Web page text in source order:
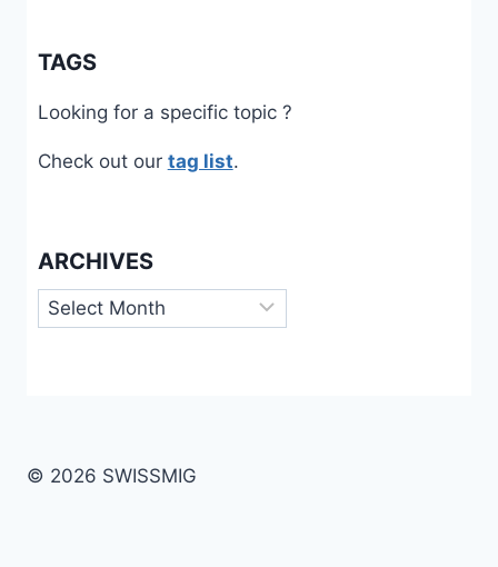
TAGS
Looking for a specific topic ?
Check out our tag list.
ARCHIVES
Archives
© 2026 SWISSMIG